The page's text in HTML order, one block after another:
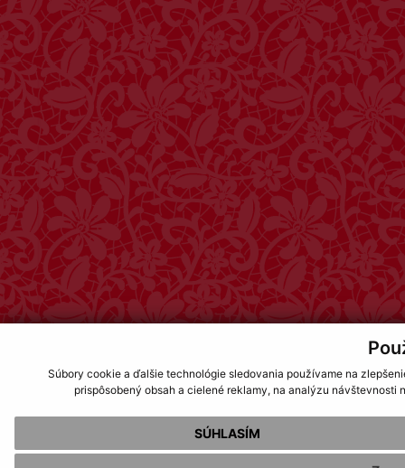
Súbory cookie a ďalšie technológie sledovania používame na
prispôsobený obsah a cielené reklamy, na analýzu
SÚHLASÍM